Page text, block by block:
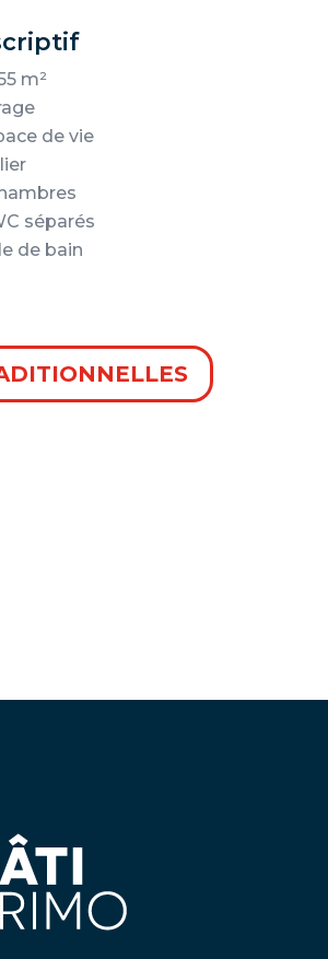
m²
de vie
séparés
de bain